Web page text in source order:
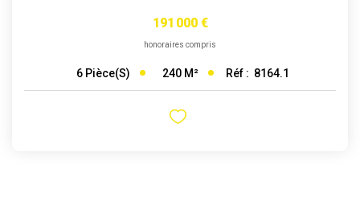
191 000 €
honoraires compris
6 Pièce(s) 240 M² Réf : 8164.1